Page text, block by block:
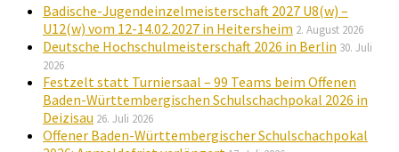
Badische-Jugendeinzelmeisterschaft 2027 U8(w) –
U12(w) vom 12-14.02.2027 in Heitersheim 2. August 2026
Deutsche Hochschulmeisterschaft 2026 in Berlin 30. Juli
2026
Festzelt statt Turniersaal – 99 Teams beim Offenen
Baden-Württembergischen Schulschachpokal 2026 in
Deizisau 26. Juli 2026
Offener Baden-Württembergischer Schulschachpokal